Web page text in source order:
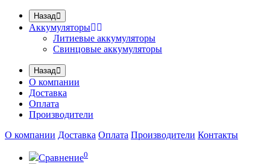
Назад
Аккумуляторы
Литиевые аккумуляторы
Свинцовые аккумуляторы
Назад
О компании
Доставка
Оплата
Производители
О компании Доставка Оплата Производители Контакты
Сравнение0